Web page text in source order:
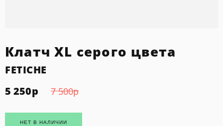
Клатч XL серого цвета
FETICHE
5 250р 7 500р
НЕТ В НАЛИЧИИ